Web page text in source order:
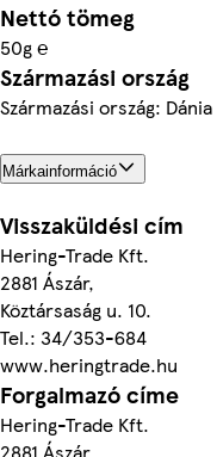
Nettó tömeg
50g ℮
Származási ország
Származási ország: Dánia
Márkainformáció
Visszaküldési cím
Hering-Trade Kft.
2881 Ászár,
Köztársaság u. 10.
Tel.: 34/353-684
www.heringtrade.hu
Forgalmazó címe
Hering-Trade Kft.